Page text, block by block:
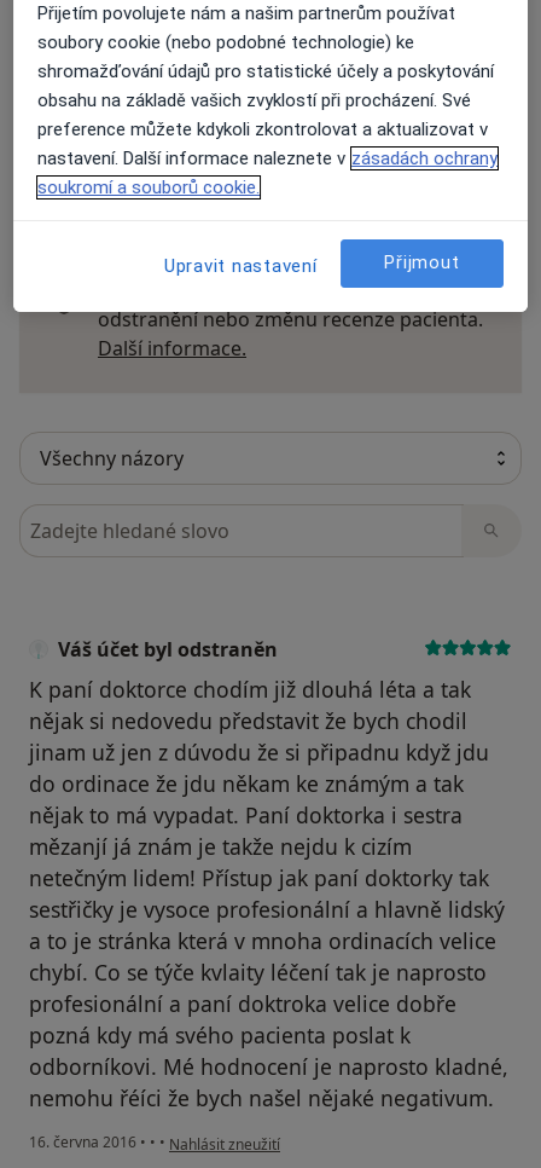
Názory
Přidejte svůj názor
14 názorů
Recenze pacientů jsou pro nás důležité.
Specialisté nemají možnost zaplatit za
odstranění nebo změnu recenze pacienta.
Další informace.
Hledejte v názorech
Váš účet byl odstraněn
K paní doktorce chodím již dlouhá léta a tak
nějak si nedovedu představit že bych chodil
jinam už jen z dúvodu že si připadnu když jdu
do ordinace že jdu někam ke známým a tak
nějak to má vypadat. Paní doktorka i sestra
mězanjí já znám je takže nejdu k cizím
netečným lidem! Přístup jak paní doktorky tak
sestřičky je vysoce profesionální a hlavně lidský
a to je stránka která v mnoha ordinacích velice
chybí. Co se týče kvlaity léčení tak je naprosto
profesionální a paní doktroka velice dobře
pozná kdy má svého pacienta poslat k
odborníkovi. Mé hodnocení je naprosto kladné,
nemohu řéíci že bych našel nějaké negativum.
16. června 2016 • • • podle názoru uživatele Váš účet byl odstraněn
Nahlásit zneužití
Přijetím povolujete nám a našim partnerům používat
soubory cookie (nebo podobné technologie) ke
shromažďování údajů pro statistické účely a poskytování
obsahu na základě vašich zvyklostí při procházení. Své
preference můžete kdykoli zkontrolovat a aktualizovat v
nastavení. Další informace naleznete v zásadách ochrany
soukromí a souborů cookie.
Upravit nastavení Přijmout